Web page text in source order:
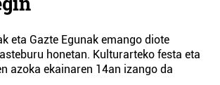
eta Gazte Egunak emango diote
honetan. Kulturarteko festa eta
azoka ekainaren 14an izango da